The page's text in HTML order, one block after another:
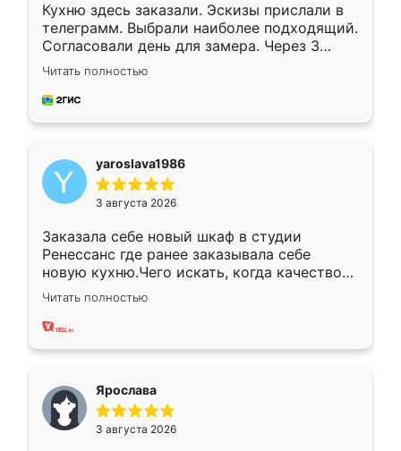
Кухню здесь заказали. Эскизы прислали в
телеграмм. Выбрали наиболее подходящий.
Согласовали день для замера. Через 3
недели кухня была уже готова. Остались
довольны работой. Спасибо Ренессанс
мебель за качественную работу!
Читать полностью
yaroslava1986
3 августа 2026
Заказала себе новый шкаф в студии
Ренессанс где ранее заказывала себе
новую кухню.Чего искать, когда качеством
вполне довольна. Служит кухня уже почти
два года, нареканий нет.
Читать полностью
Ярослава
3 августа 2026